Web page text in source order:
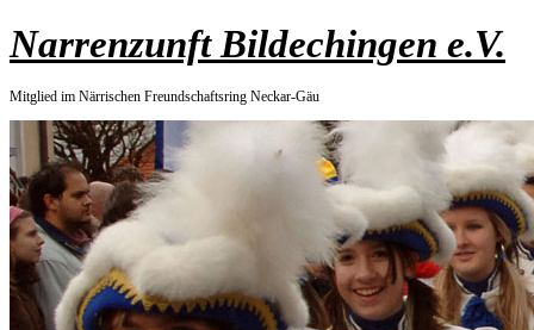
Zum
Inhalt
Narrenzunft Bildechingen e.V.
Mitglied im Närrischen Freundschaftsring Neckar-Gäu